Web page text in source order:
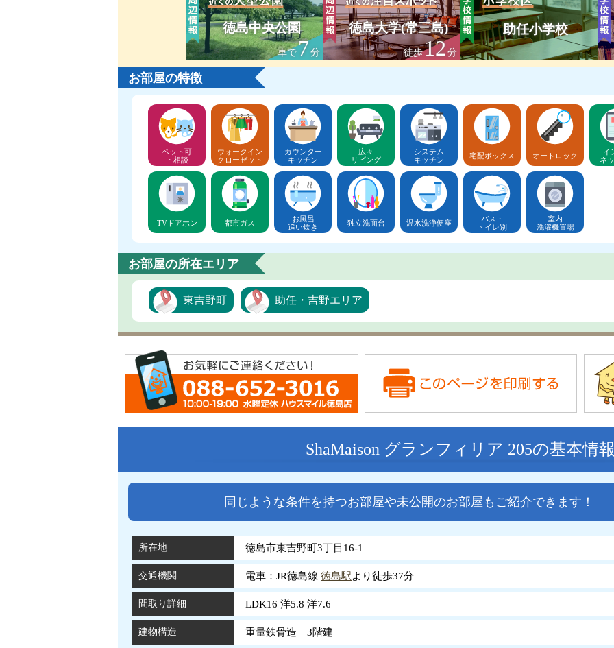
徳島中央公園
車で7分
徳島大学(常三島)
徒歩12分
助任小学校
お部屋の特徴
ペット可
・相談
ウォークイン
クローゼット
カウンター
キッチン
広々
リビング
システム
キッチン
宅配ボックス オートロック
イ
ネ
TVドアホン 都市ガス
お風呂
追い炊き
独立洗面台 温水洗浄便座
バス・
トイレ別
室内
洗濯機置場
お部屋の所在エリア
東吉野町 助任・吉野エリア
ShaMaison グランフィリア 205の基本情
同じような条件を持つお部屋や未公開のお部屋もご紹介できます！
所在地 徳島市東吉野町3丁目16-1
交通機関 電車：JR徳島線 徳島駅より徒歩37分
間取り詳細 LDK16 洋5.8 洋7.6
建物構造 重量鉄骨造 3階建